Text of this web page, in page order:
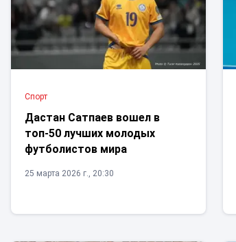
Спорт
Дастан Сатпаев вошел в
топ-50 лучших молодых
футболистов мира
25 марта 2026 г., 20:30